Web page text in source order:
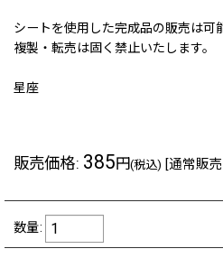
シートを使用した完成品の販売は可
複製・転売は固く禁止いたします。
星座
販売価格: 385円(税込) [通常販
数量: